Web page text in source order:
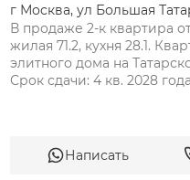
г Москва, ул Большая
В продаже 2-к квартира
жилая 71.2, кухня 28.1.
элитного дома на
ТАТАРСКАЯ 35 - элитная
Написать